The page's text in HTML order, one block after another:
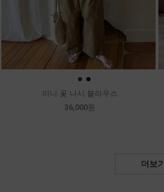
● ●
미니 꽃 나시 블라우스
36,000원
더보기